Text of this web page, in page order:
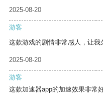
2025-08-20
游客
这款游戏的剧情非常感人，让我
2025-08-20
游客
这款加速器app的加速效果非常